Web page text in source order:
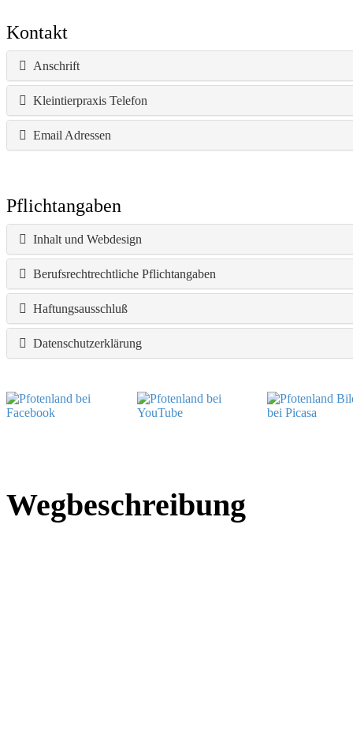
Kontakt
Anschrift
Kleintierpraxis Telefon
Email Adressen
Pflichtangaben
Inhalt und Webdesign
Berufsrechtrechtliche Pflichtangaben
Haftungsausschluß
Datenschutzerklärung
Wegbeschreibung